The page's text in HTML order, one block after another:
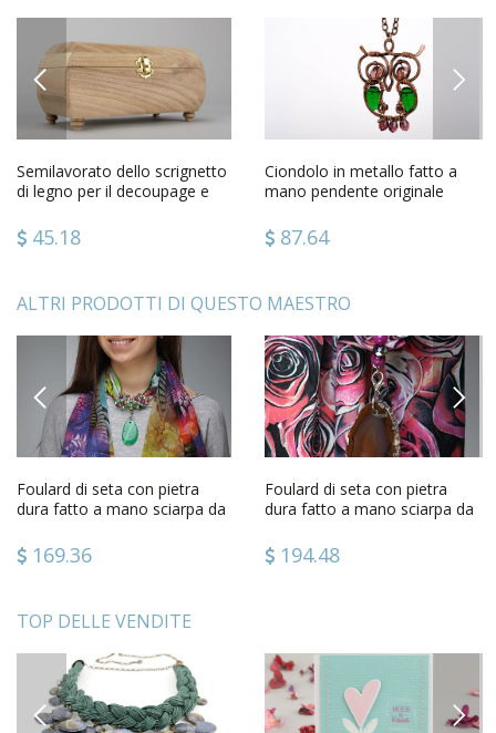
PREVIOUS
Semilavorato dello scrignetto
di legno per il decoupage e
45.18
Ciondolo in metallo fatto a
mano pendente originale
87.64
NEXT
ALTRI PRODOTTI DI QUESTO MAESTRO
PREVIOUS
Foulard di seta con pietra
dura fatto a mano sciarpa da
169.36
Foulard di seta con pietra
dura fatto a mano sciarpa da
194.48
NEXT
TOP DELLE VENDITE
PREVIOUS NEXT